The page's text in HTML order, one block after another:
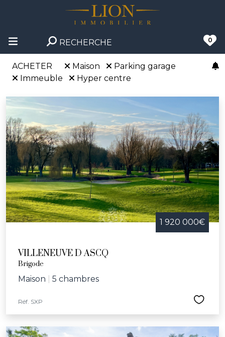
RECHERCHE 0
ACHETER Maison
Parking garage
Immeuble
Hyper centre
1 920 000€
VILLENEUVE D ASCQ
Brigode
Maison 5 chambres
Réf. SXP